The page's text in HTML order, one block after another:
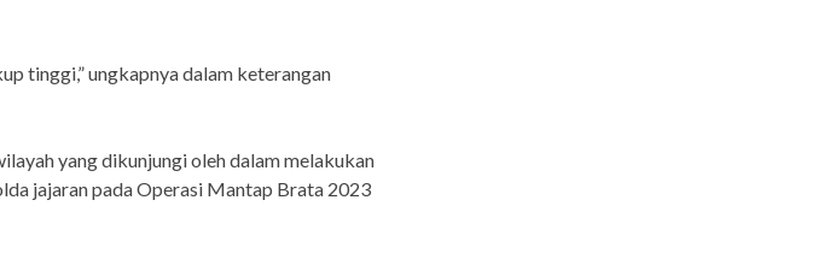
tinggi,” ungkapnya dalam keterangan
yang dikunjungi oleh dalam melakukan
jajaran pada Operasi Mantap Brata 2023